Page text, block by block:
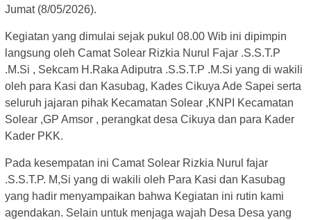
Jumat (8/05/2026).
Kegiatan yang dimulai sejak pukul 08.00 Wib ini dipimpin
langsung oleh Camat Solear Rizkia Nurul Fajar .S.S.T.P
.M.Si , Sekcam H.Raka Adiputra .S.S.T.P .M.Si yang di wakili
oleh para Kasi dan Kasubag, Kades Cikuya Ade Sapei serta
seluruh jajaran pihak Kecamatan Solear ,KNPI Kecamatan
Solear ,GP Amsor , perangkat desa Cikuya dan para Kader
Kader PKK.
Pada kesempatan ini Camat Solear Rizkia Nurul fajar
.S.S.T.P. M,Si yang di wakili oleh Para Kasi dan Kasubag
yang hadir menyampaikan bahwa Kegiatan ini rutin kami
agendakan. Selain untuk menjaga wajah Desa Desa yang